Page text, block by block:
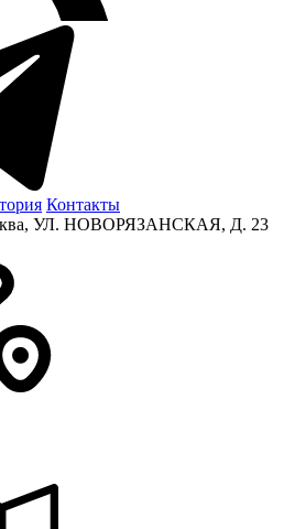
Контакты
УЛ. НОВОРЯЗАНСКАЯ, Д. 23